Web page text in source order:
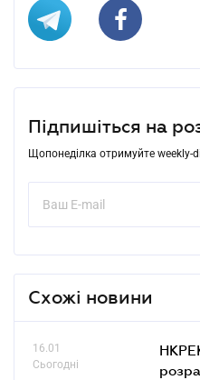
Підпишіться на
Щопонеділка отримуйте weekly-
Схожі новини
16.01
Сьогодні